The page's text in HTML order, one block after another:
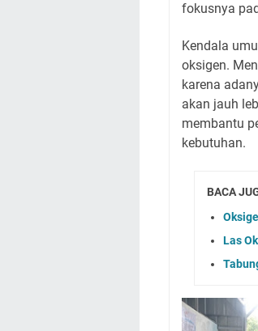
fokusnya
Kendala
oksigen.
karena
akan jauh
membantu
kebutuhan.
BACA
Las